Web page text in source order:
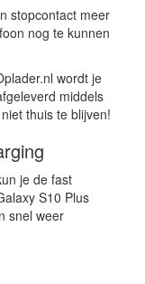
stopcontact meer
nog te kunnen
wordt je
middels
thuis te blijven!
je de fast
S10 Plus
snel weer